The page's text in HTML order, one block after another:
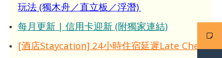
玩法 (獨木舟／直立板／浮潛)
每月更新 | 信用卡迎新 (附獨家連結)
[酒店Staycation] 24小時住宿延遲Late Check